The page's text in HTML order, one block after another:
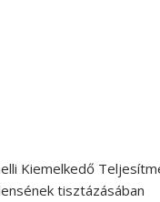
Kiemelkedő
tisztázásában